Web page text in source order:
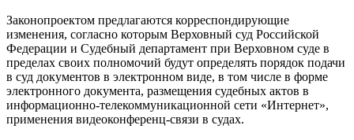
Законопроектом предлагаются корреспондирующие
изменения, согласно которым Верховный суд Российской
Федерации и Судебный департамент при Верховном суде в
пределах своих полномочий будут определять порядок подачи
в суд документов в электронном виде, в том числе в форме
электронного документа, размещения судебных актов в
информационно-телекоммуникационной сети «Интернет»,
применения видеоконференц-связи в судах.